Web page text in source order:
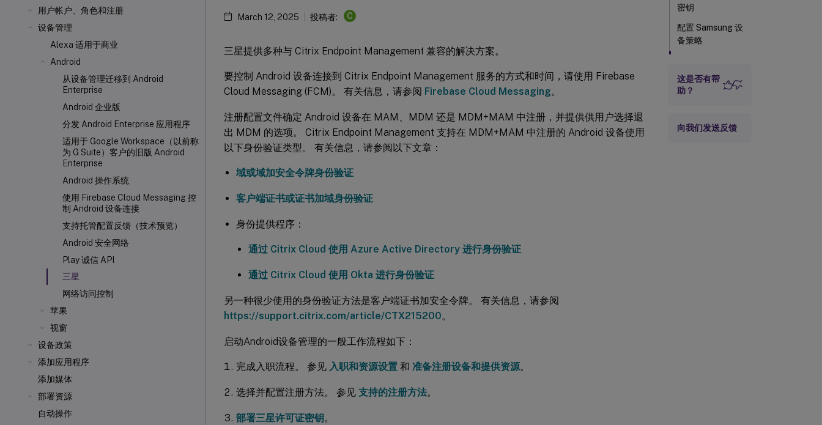
用户帐户、角色和注册
设备管理
Alexa 适用于商业
Android
从设备管理迁移到 Android
Enterprise
Android 企业版
分发 Android Enterprise 应用程序
适用于 Google Workspace（以前称
为 G Suite）客户的旧版 Android
Enterprise
Android 操作系统
使用 Firebase Cloud Messaging 控
制 Android 设备连接
支持托管配置反馈（技术预览）
Android 安全网络
Play 诚信 API
三星
网络访问控制
苹果
视窗
设备政策
添加应用程序
添加媒体
部署资源
自动操作
March 12, 2025 投稿者: C
三星提供多种与 Citrix Endpoint Management 兼容的解决方案。
要控制 Android 设备连接到 Citrix Endpoint Management 服务的方式和时间，请使用 Firebase
Cloud Messaging (FCM)。 有关信息，请参阅 Firebase Cloud Messaging。
注册配置文件确定 Android 设备在 MAM、MDM 还是 MDM+MAM 中注册，并提供供用户选择退
出 MDM 的选项。 Citrix Endpoint Management 支持在 MDM+MAM 中注册的 Android 设备使用
以下身份验证类型。 有关信息，请参阅以下文章：
域或域加安全令牌身份验证
客户端证书或证书加域身份验证
身份提供程序：
通过 Citrix Cloud 使用 Azure Active Directory 进行身份验证
通过 Citrix Cloud 使用 Okta 进行身份验证
另一种很少使用的身份验证方法是客户端证书加安全令牌。 有关信息，请参阅
https://support.citrix.com/article/CTX215200。
启动Android设备管理的一般工作流程如下：
完成入职流程。 参见 入职和资源设置 和 准备注册设备和提供资源。
选择并配置注册方法。 参见 支持的注册方法。
部署三星许可证密钥。
密钥
配置 Samsung 设
备策略
这是否有帮
助？
向我们发送反馈